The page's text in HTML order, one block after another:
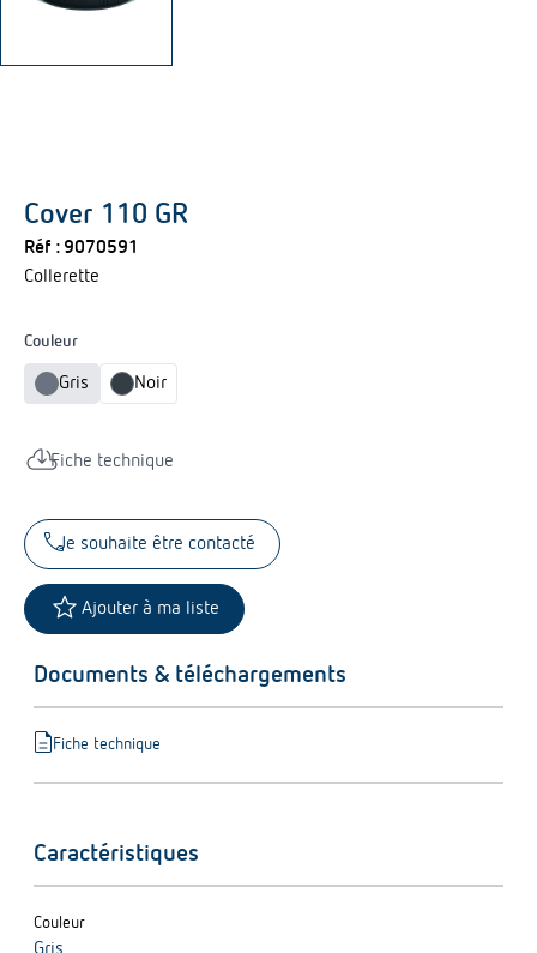
Cover 110 GR
Réf : 9070591
Collerette
Couleur
Gris Noir
cloud_downloadFiche technique
callJe souhaite être contacté
starAjouter à ma liste
Documents & téléchargements
descriptionFiche technique
Caractéristiques
Couleur